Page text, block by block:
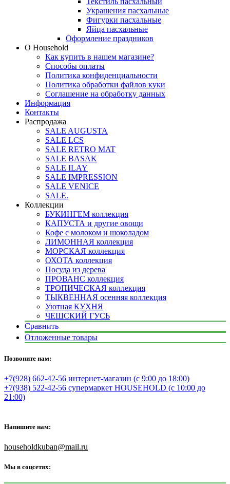
Украшения пасхальные
Фигурки пасхальные
Яйца пасхальные
Оформление праздников
О Household
Как купить в нашем магазине?
Способы оплаты
Политика конфиденциальности
Политика обработки файлов куки
Соглашение на обработку данных
Информация
Контакты
Распродажа
SALE AUGUSTA
SALE LCS
SALE RETRO MAT
SALE BASAK
SALE ILAY
SALE IMPRESSION
SALE VENICE
SALE.
Коллекции
БУКИНГЕМ коллекция
КАПУСТА и другие овощи
Кофе с молоком и шоколадом
ЛИМОННАЯ коллекция
МОРСКАЯ коллекция
ОХОТА коллекция
Посуда из дерева
ПРОВАНС коллекция
ТРОПИЧЕСКАЯ коллекция
ТЫКВЕННАЯ осенняя коллекция
Уютная КУХНЯ
ЧЕШСКИЙ ГУСЬ
Сравнить
Отложенные товары
Позвоните нам:
+7(928) 662-42-56 интернет-магазин (с 9:00 до 18:00)
+7(938) 522-42-56 супермаркет HOUSEHOLD (с 10:00 до
21:00)
Напишите нам:
householdkuban@mail.ru
Мы в соцсетях: